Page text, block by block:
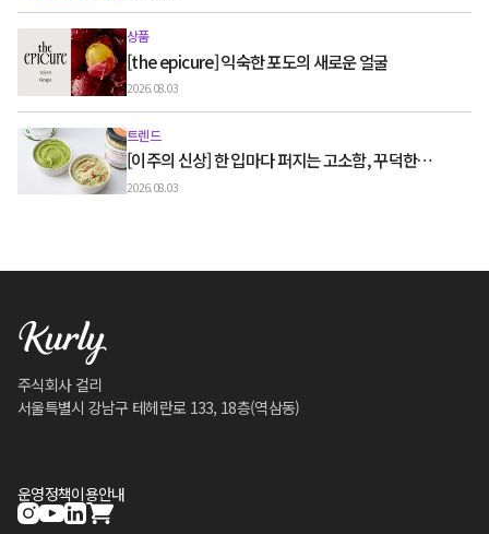
상품
[the epicure] 익숙한 포도의 새로운 얼굴
2026.08.03
트렌드
[이주의 신상] 한 입마다 퍼지는 고소함, 꾸덕한
그릭요거트와 우유 디저트
2026.08.03
주식회사 컬리
서울특별시 강남구 테헤란로 133, 18층(역삼동)
운영정책이용안내